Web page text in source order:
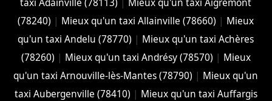
taxi Adainville (78113)
Mieux qu'un taxi Aigremont
(78240) | Mieux qu'un taxi Allainville (78660) | Mieux
qu'un taxi Andelu (78770) | Mieux qu'un taxi Achères
(78260) | Mieux qu'un taxi Andrésy (78570) | Mieux
qu'un taxi Arnouville-lès-Mantes (78790) | Mieux qu'un
taxi Aubergenville (78410) | Mieux qu'un taxi Auffargis